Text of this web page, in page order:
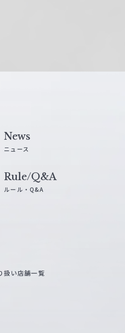
News
ニュース
Rule/Q&A
ルール・Q&A
扱い店舗一覧